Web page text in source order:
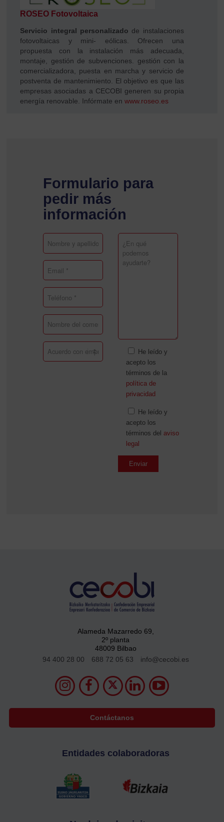
ROSEO Fotovoltaica
Servicio integral personalizado de instalaciones
fotovoltaicas y mini- eólicas. Ofrecen una
propuesta con la instalación más adecuada,
montaje, gestión de subvenciones. gestión con la
comercializadora, puesta en marcha y servicio de
postventa de mantenimiento. El objetivo es que las
empresas asociadas a CECOBI generen su propia
energía renovable. Infórmate enwww.roseo.es
Formulario para
pedir más
información
He leído y
acepto los
términos de la
política de
privacidad
He leído y
acepto los
términos del aviso
legal
Alameda Mazarredo 69,
2º planta
48009 Bilbao
94 400 28 00
688 72 05 63 info@cecobi.es
Contáctanos
Entidades colaboradoras